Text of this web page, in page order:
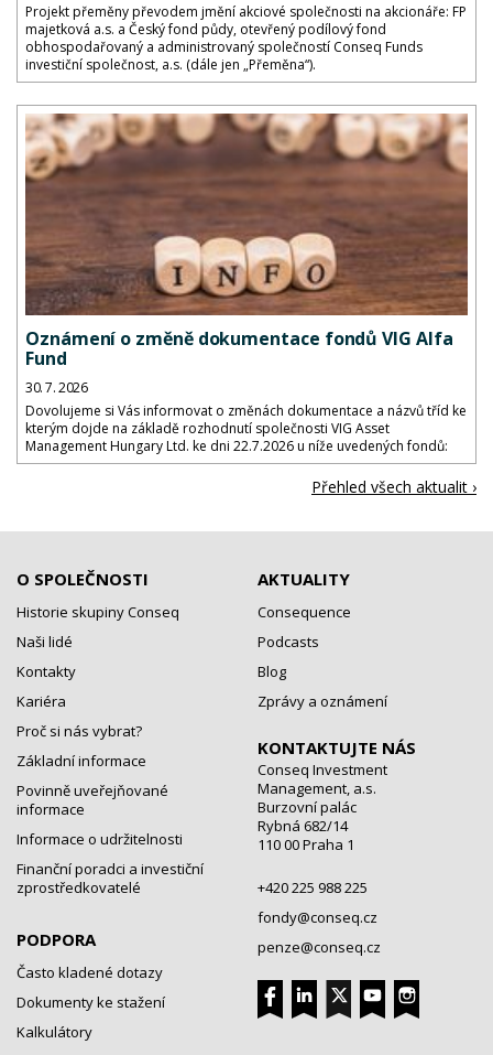
Projekt přeměny převodem jmění akciové společnosti na akcionáře: FP
majetková a.s. a Český fond půdy, otevřený podílový fond
obhospodařovaný a administrovaný společností Conseq Funds
investiční společnost, a.s. (dále jen „Přeměna“).
Oznámení o změně dokumentace fondů VIG Alfa
Fund
30. 7. 2026
Dovolujeme si Vás informovat o změnách dokumentace a názvů tříd ke
kterým dojde na základě rozhodnutí společnosti VIG Asset
Management Hungary Ltd. ke dni 22.7.2026 u níže uvedených fondů:
Přehled všech aktualit ›
O SPOLEČNOSTI
Historie skupiny Conseq
Naši lidé
Kontakty
Kariéra
Proč si nás vybrat?
Základní informace
Povinně uveřejňované
informace
Informace o udržitelnosti
Finanční poradci a investiční
zprostředkovatelé
PODPORA
Často kladené dotazy
Dokumenty ke stažení
Kalkulátory
AKTUALITY
Consequence
Podcasts
Blog
Zprávy a oznámení
KONTAKTUJTE NÁS
Conseq Investment
Management, a.s.
Burzovní palác
Rybná 682/14
110 00 Praha 1
+420 225 988 225
fondy@conseq.cz
penze@conseq.cz